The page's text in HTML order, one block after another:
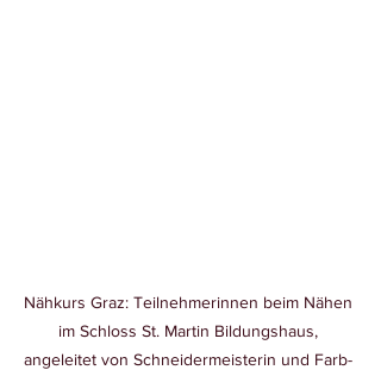
Nähkurs Graz: Teilnehmerinnen beim Nähen
im Schloss St. Martin Bildungshaus,
angeleitet von Schneidermeisterin und Farb-